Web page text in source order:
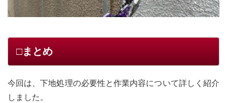
□まとめ
今回は、下地処理の必要性と作業内容について詳しく紹介
しました。